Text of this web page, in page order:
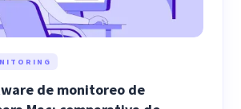
de monitoreo de